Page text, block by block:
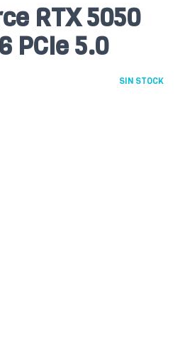
RTX 5050
PCIe 5.0
SIN STOCK